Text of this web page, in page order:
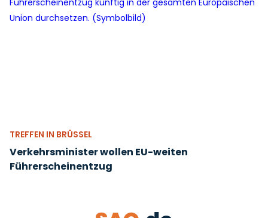
TREFFEN IN BRÜSSEL
Verkehrsminister wollen EU-weiten
Führerscheinentzug